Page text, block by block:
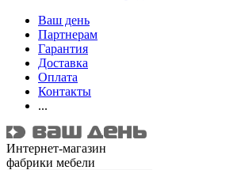
Ваш день
Партнерам
Гарантия
Доставка
Оплата
Контакты
...
Интернет-магазин
фабрики мебели